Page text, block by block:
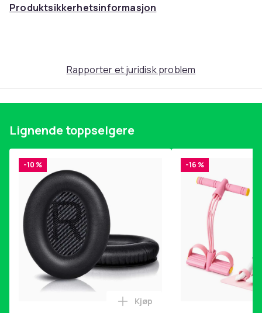
Produktsikkerhetsinformasjon
Rapporter et juridisk problem
Lignende toppselgere
-10 %
Legg Øreputer for Bose QC35
Kjøp
-16 %